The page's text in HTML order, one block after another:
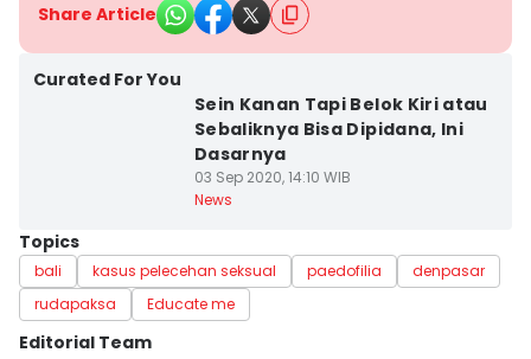
Share Article
Curated For You
Sein Kanan Tapi Belok Kiri atau
Sebaliknya Bisa Dipidana, Ini
Dasarnya
03 Sep 2020, 14:10 WIB
News
Topics
bali kasus pelecehan seksual paedofilia
denpasar
rudapaksa
Educate me
Editorial Team